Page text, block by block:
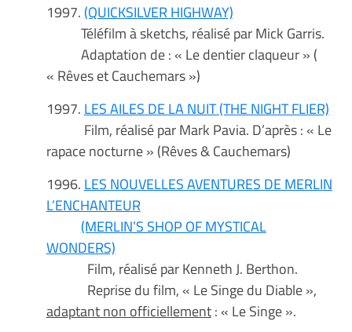
1997. (QUICKSILVER HIGHWAY)
Téléfilm à sketchs, réalisé par Mick Garris.
Adaptation de : « Le dentier claqueur » (
« Rêves et Cauchemars »)
1997. LES AILES DE LA NUIT (THE NIGHT FLIER)
Film, réalisé par Mark Pavia. D’après : « Le
rapace nocturne » (Rêves & Cauchemars)
1996. LES NOUVELLES AVENTURES DE MERLIN
L’ENCHANTEUR
(MERLIN’S SHOP OF MYSTICAL
WONDERS)
Film, réalisé par Kenneth J. Berthon.
Reprise du film, « Le Singe du Diable »,
adaptant non officiellement: « Le Singe ».